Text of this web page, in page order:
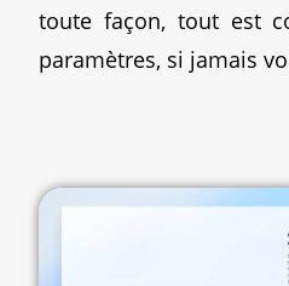
toute façon, tout est
paramètres, si jamais